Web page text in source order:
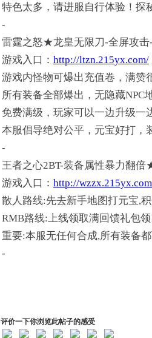
特色太多，请进服自行体验！探
-
雷霆之怒★龙皇无限刀-全屏攻击
游戏入口： http://ltzn.215yx.com/
游戏内怪物可爆出充值卷，满赞
所有装备全部爆出，无隐藏NPC
免费满级，玩家可以一边升级一
本服倡导绝对公平，元宝好打，
-
王者之心2BT-装备属性暴力翻
游戏入口： http://
散人路线:先去新手地图打元宝,
RMB路线:上线领取满回馈礼包
重要:本服无任何合成,所有装备
-
评价一下你浏览此帖子的感受